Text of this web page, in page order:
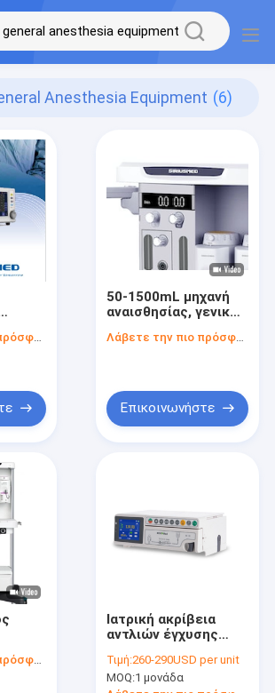
Anesthesia Equipment (6)
Λάβετε την πιο πρόσφατη τιμή
50-1500mL μηχανή
αναισθησίας, γενικός
αναισθησίας AIR Ο2Λάβετε την πιο πρόσφατη τιμή
Επικοινωνήστε
Λάβετε την πιο πρόσφατη τιμή
Ιατρική ακρίβεια
αντλιών έγχυσης
Purple Horn για το
νοσοκομείο
Τιμή:260-290USD per unit
MOQ:1 μονάδα